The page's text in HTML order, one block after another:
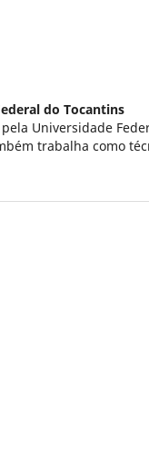
do Tocantins
Universidade
trabalha como